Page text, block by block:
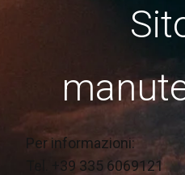
Per informazioni:
Tel. +39 335 6069121